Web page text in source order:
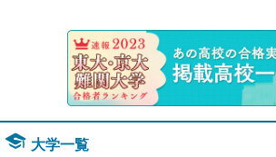
大学一覧